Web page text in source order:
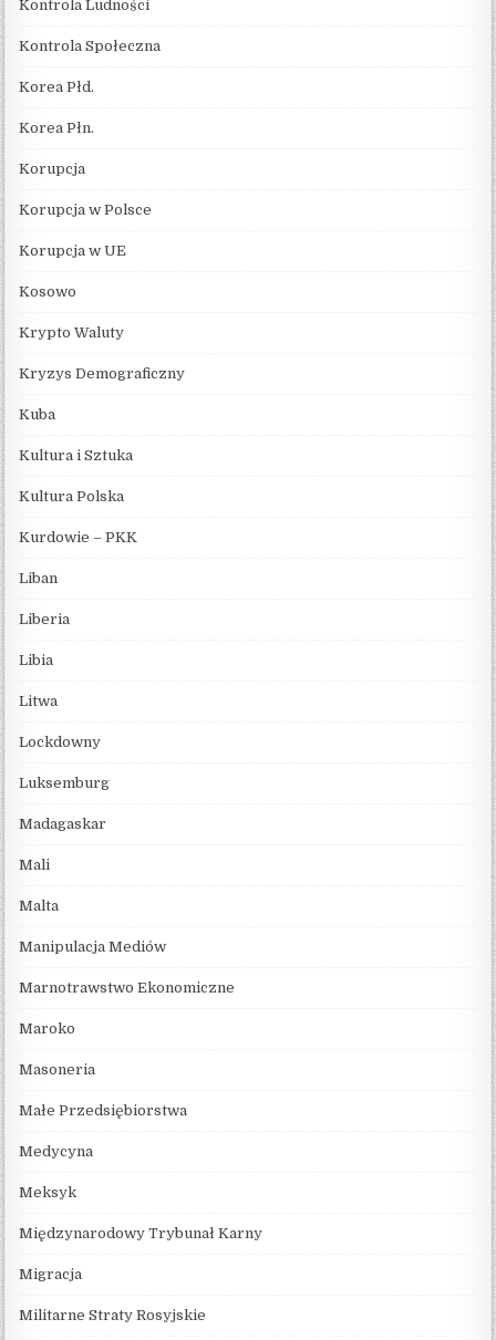
Kontrola Ludności
Kontrola Społeczna
Korea Płd.
Korea Płn.
Korupcja
Korupcja w Polsce
Korupcja w UE
Kosowo
Krypto Waluty
Kryzys Demograficzny
Kuba
Kultura i Sztuka
Kultura Polska
Kurdowie – PKK
Liban
Liberia
Libia
Litwa
Lockdowny
Luksemburg
Madagaskar
Mali
Malta
Manipulacja Mediów
Marnotrawstwo Ekonomiczne
Maroko
Masoneria
Małe Przedsiębiorstwa
Medycyna
Meksyk
Międzynarodowy Trybunał Karny
Migracja
Militarne Straty Rosyjskie